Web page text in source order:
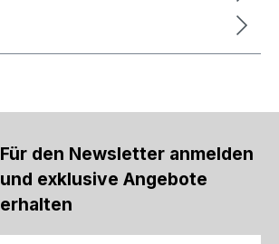
Für den Newsletter anmelden
und exklusive Angebote
erhalten